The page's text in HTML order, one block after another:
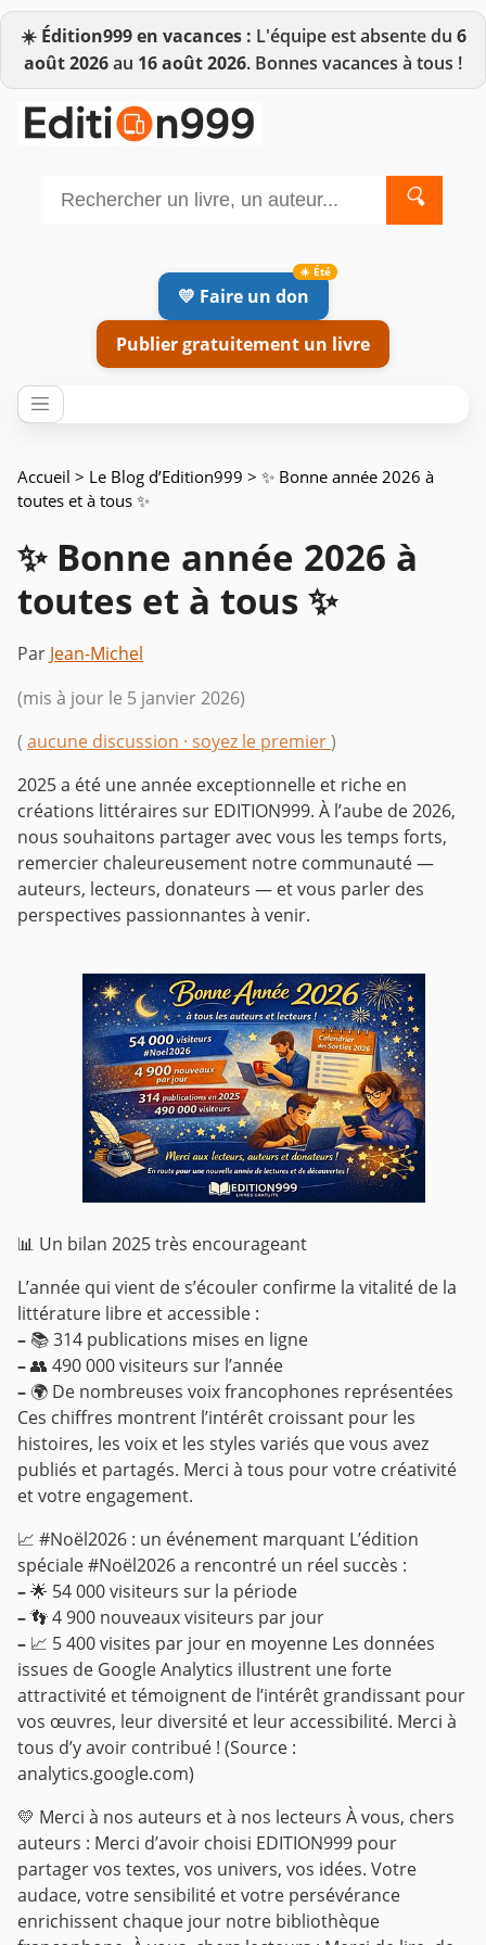
☀️ Édition999 en vacances : L'équipe est absente du 6
août 2026au 16 août 2026. Bonnes vacances à tous !
🔍
💛 Faire un don
Publier gratuitement un livre
Accueil > Le Blog d’Edition999 > ✨ Bonne année 2026 à
toutes et à tous ✨
✨ Bonne année 2026 à
toutes et à tous ✨
Par Jean-Michel
(mis à jour le 5 janvier 2026)
( aucune discussion · soyez le premier)
2025 a été une année exceptionnelle et riche en
créations littéraires sur EDITION999. À l’aube de 2026,
nous souhaitons partager avec vous les temps forts,
remercier chaleureusement notre communauté —
auteurs, lecteurs, donateurs — et vous parler des
perspectives passionnantes à venir.
📊 Un bilan 2025 très encourageant
L’année qui vient de s’écouler confirme la vitalité de la
littérature libre et accessible :
– 📚 314 publications mises en ligne
–👥 490 000 visiteurs sur l’année
– 🌍 De nombreuses voix francophones représentées
Ces chiffres montrent l’intérêt croissant pour les
histoires, les voix et les styles variés que vous avez
publiés et partagés. Merci à tous pour votre créativité
et votre engagement.
📈 #Noël2026 : un événement marquant L’édition
spéciale #Noël2026 a rencontré un réel succès :
–🌟 54 000 visiteurs sur la période
–👣 4 900 nouveaux visiteurs par jour
– 📈 5 400 visites par jour en moyenne Les données
issues de Google Analytics illustrent une forte
attractivité et témoignent de l’intérêt grandissant pour
vos œuvres, leur diversité et leur accessibilité. Merci à
tous d’y avoir contribué ! (Source :
analytics.google.com)
💛 Merci à nos auteurs et à nos lecteurs À vous, chers
auteurs : Merci d’avoir choisi EDITION999 pour
partager vos textes, vos univers, vos idées. Votre
audace, votre sensibilité et votre persévérance
enrichissent chaque jour notre bibliothèque